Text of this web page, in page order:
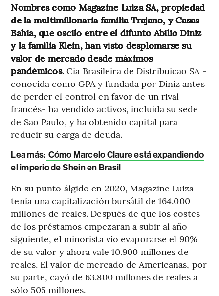
Nombres como Magazine Luiza SA, propiedad
de la multimillonaria familia Trajano, y Casas
Bahia, que osciló entre el difunto Abilio Diniz
y la familia Klein, han visto desplomarse su
valor de mercado desde máximos
pandémicos.Cia Brasileira de Distribuicao SA -
conocida como GPA y fundada por Diniz antes
de perder el control en favor de un rival
francés- ha vendido activos, incluida su sede
de Sao Paulo, y ha obtenido capital para
reducir su carga de deuda.
Lea más: Cómo Marcelo Claure está expandiendo
el imperio de Shein en Brasil
En su punto álgido en 2020, Magazine Luiza
tenía una capitalización bursátil de 164.000
millones de reales. Después de que los costes
de los préstamos empezaran a subir al año
siguiente, el minorista vio evaporarse el 90%
de su valor y ahora vale 10.900 millones de
reales. El valor de mercado de Americanas, por
su parte, cayó de 63.800 millones de reales a
sólo 505 millones.